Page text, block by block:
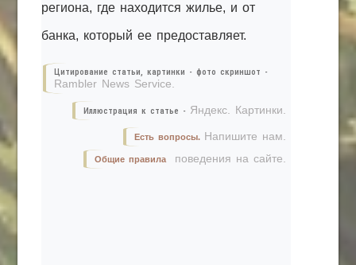
региона, где находится жилье, и от
банка, который ее предоставляет.
Цитирование статьи, картинки - фото скриншот -
Rambler News Service.
Иллюстрация к статье - Яндекс. Картинки.
Есть вопросы. Напишите нам.
Общие правила поведения на сайте.